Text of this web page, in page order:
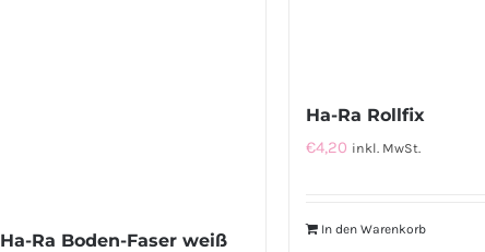
Ha-Ra Boden-Faser weiß
Ha-Ra Rollfix
€4,20 inkl. MwSt.
In den Warenkorb